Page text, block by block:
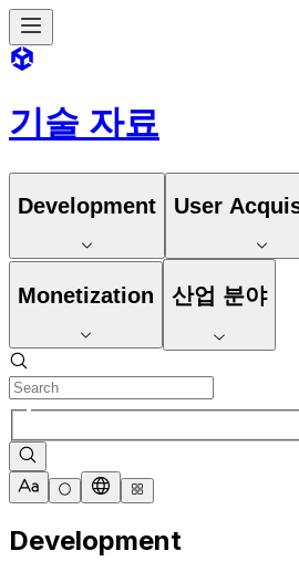
기술 자료
Development User
Monetization 산업 분야
Development